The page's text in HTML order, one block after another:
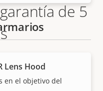
Lens Hood
en el objetivo del
de 5
y un
sorpresas ocultas en